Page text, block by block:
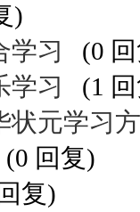
)
习
(0
习
(1
元学习
(0 回复)
复)